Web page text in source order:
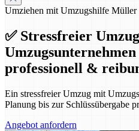
Umziehen mit Umzugshilfe Müller
✅ Stressfreier
professionell &
Ein stressfreier Umzug mit
Planung bis zur Schlüssübergabe
Angebot anfordern